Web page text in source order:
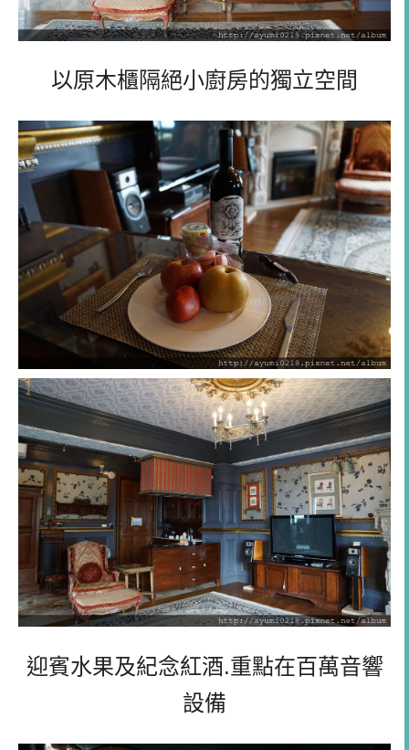
以原木櫃隔絕小廚房的獨立空間
迎賓水果及紀念紅酒.重點在百萬音響
設備